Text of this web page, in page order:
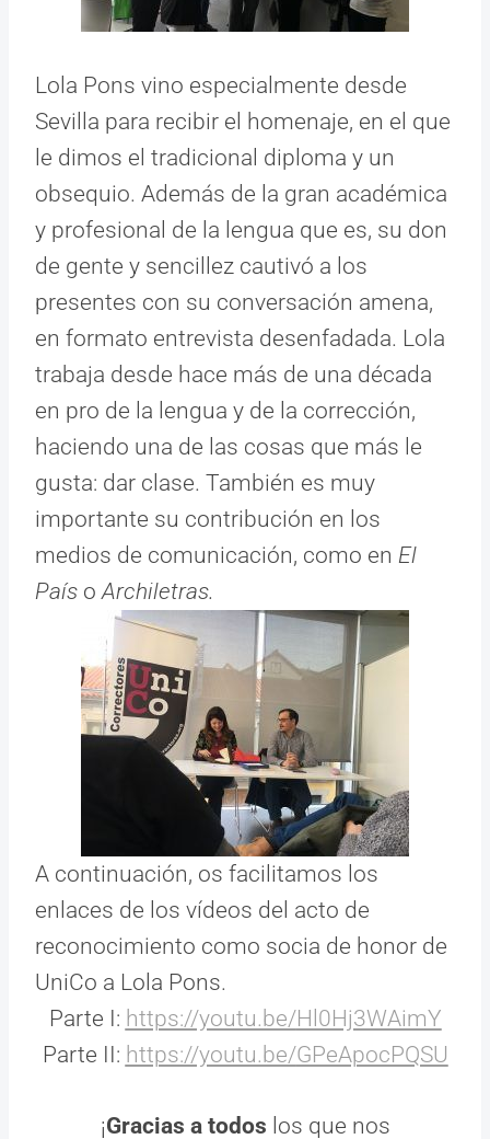
Lola Pons vino especialmente desde
Sevilla para recibir el homenaje, en el que
le dimos el tradicional diploma y un
obsequio. Además de la gran académica
y profesional de la lengua que es, su don
de gente y sencillez cautivó a los
presentes con su conversación amena,
en formato entrevista desenfadada. Lola
trabaja desde hace más de una década
en pro de la lengua y de la corrección,
haciendo una de las cosas que más le
gusta: dar clase. También es muy
importante su contribución en los
medios de comunicación, como en El
País o Archiletras.
A continuación, os facilitamos los
enlaces de los vídeos del acto de
reconocimiento como socia de honor de
UniCo a Lola Pons.
Parte I: https://youtu.be/Hl0Hj3WAimY
Parte II: https://youtu.be/GPeApocPQSU
¡Gracias a todos los que nos